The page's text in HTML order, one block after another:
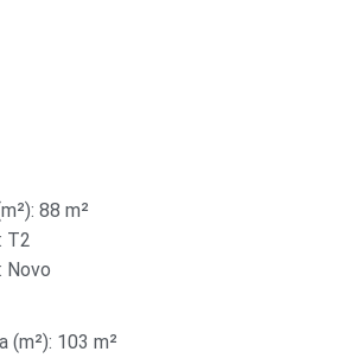
88 m²
T2
Novo
(m²): 103 m²